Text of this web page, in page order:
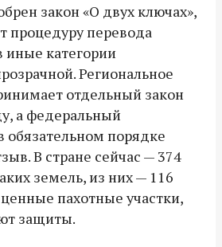
закон «О двух ключах»,
процедуру перевода
иные категории
Региональное
отдельный закон
а федеральный
обязательном порядке
В стране сейчас — 374
земель, из них — 116
пахотные участки,
защиты.